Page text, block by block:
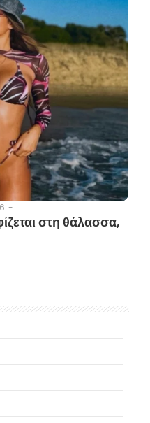
-
στη θάλασσα,